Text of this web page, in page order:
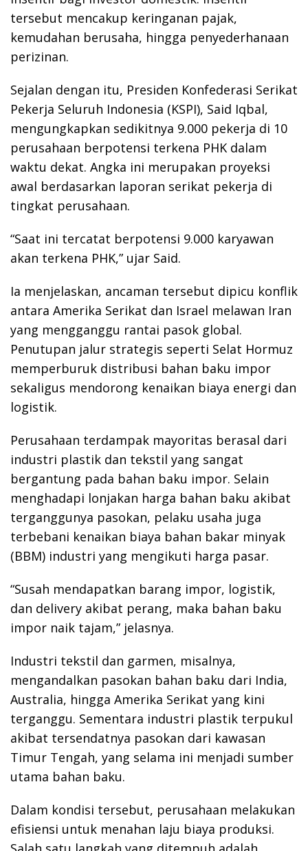
tersebut mencakup keringanan pajak,
kemudahan berusaha, hingga penyederhanaan
perizinan.
Sejalan dengan itu, Presiden Konfederasi Serikat
Pekerja Seluruh Indonesia (KSPI), Said Iqbal,
mengungkapkan sedikitnya 9.000 pekerja di 10
perusahaan berpotensi terkena PHK dalam
waktu dekat. Angka ini merupakan proyeksi
awal berdasarkan laporan serikat pekerja di
tingkat perusahaan.
“Saat ini tercatat berpotensi 9.000 karyawan
akan terkena PHK,” ujar Said.
Ia menjelaskan, ancaman tersebut dipicu konflik
antara Amerika Serikat dan Israel melawan Iran
yang mengganggu rantai pasok global.
Penutupan jalur strategis seperti Selat Hormuz
memperburuk distribusi bahan baku impor
sekaligus mendorong kenaikan biaya energi dan
logistik.
Perusahaan terdampak mayoritas berasal dari
industri plastik dan tekstil yang sangat
bergantung pada bahan baku impor. Selain
menghadapi lonjakan harga bahan baku akibat
terganggunya pasokan, pelaku usaha juga
terbebani kenaikan biaya bahan bakar minyak
(BBM) industri yang mengikuti harga pasar.
“Susah mendapatkan barang impor, logistik,
dan delivery akibat perang, maka bahan baku
impor naik tajam,” jelasnya.
Industri tekstil dan garmen, misalnya,
mengandalkan pasokan bahan baku dari India,
Australia, hingga Amerika Serikat yang kini
terganggu. Sementara industri plastik terpukul
akibat tersendatnya pasokan dari kawasan
Timur Tengah, yang selama ini menjadi sumber
utama bahan baku.
Dalam kondisi tersebut, perusahaan melakukan
efisiensi untuk menahan laju biaya produksi.